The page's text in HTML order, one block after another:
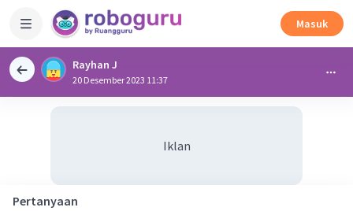
Masuk
Rayhan J
20 Desember 2023 11:37
Iklan
Pertanyaan